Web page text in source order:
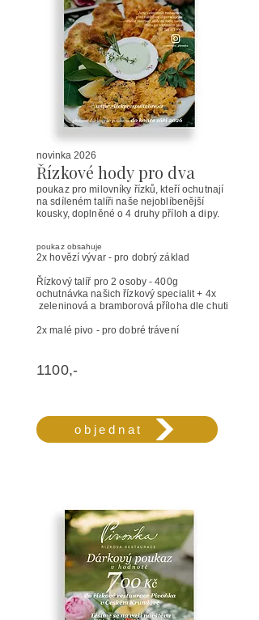
novinka 2026
Řízkové hody pro dva
poukaz pro milovníky řízků, kteří ochutnají
na sdíleném talíři naše nejoblíbenější
kousky, doplněné o 4 druhy příloh a dipy.
poukaz obsahuje
2x hovězí vývar - pro dobrý základ
Řízkový talíř pro 2 osoby - 400g
ochutnávka našich řízkový specialit + 4x
zeleninová a bramborová příloha dle chuti
2x malé pivo - pro dobré trávení
1100,-
objednat